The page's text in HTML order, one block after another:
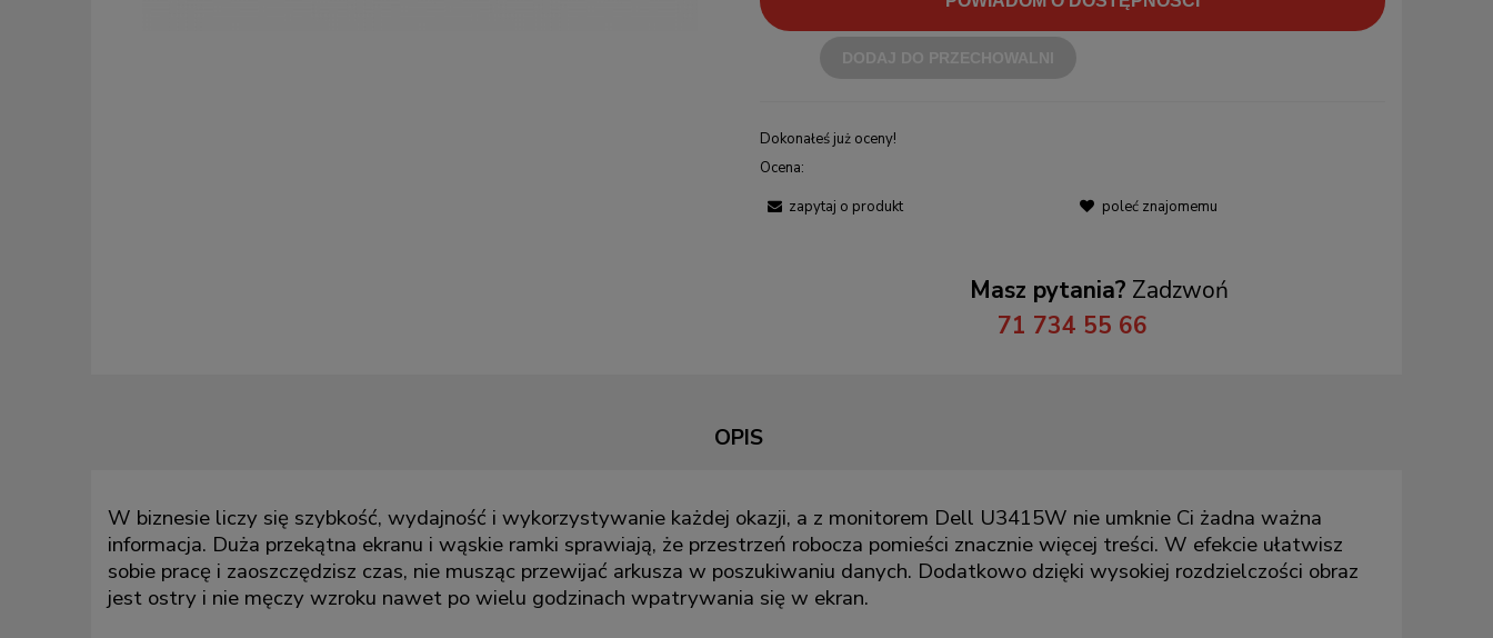
Dokonałeś już oceny!
Ocena:
zapytaj o produkt
poleć znajomemu
Masz pytania? Zadzwoń
71 734 55 66
OPIS
W biznesie liczy się szybkość, wydajność i wykorzystywanie każdej okazji, a z monitorem Dell U3415W nie umknie Ci żadna ważna
informacja. Duża przekątna ekranu i wąskie ramki sprawiają, że przestrzeń robocza pomieści znacznie więcej treści. W efekcie ułatwisz
sobie pracę i zaoszczędzisz czas, nie musząc przewijać arkusza w poszukiwaniu danych. Dodatkowo dzięki wysokiej rozdzielczości obraz
jest ostry i nie męczy wzroku nawet po wielu godzinach wpatrywania się w ekran.